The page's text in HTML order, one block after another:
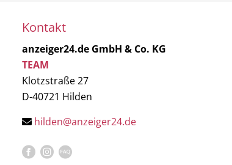
Kontakt
anzeiger24.de GmbH & Co. KG
TEAM
Klotzstraße 27
D-40721 Hilden
hilden@anzeiger24.de